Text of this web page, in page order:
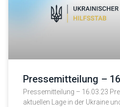
Pressemitteilung –
Pressemitteilung – 16.03.23
aktuellen Lage in der Ukraine